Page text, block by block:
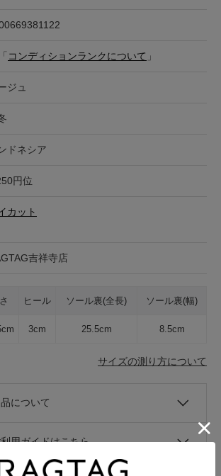
「 コンディションランクについて 」
ジュ
ドネシア
円位
カット
吉祥寺店
ヒール ソール裏(全長) ソール裏(幅)
3cm 25.5cm 8.5cm
サイズの測り方について
について
用ガイドはこちら